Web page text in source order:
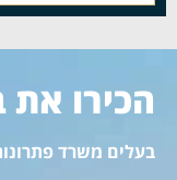
הכירו את
בעלים משרד